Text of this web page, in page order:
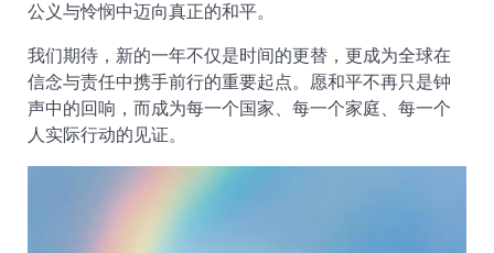
公义与怜悯中迈向真正的和平。
我们期待，新的一年不仅是时间的更替，更成为全球在
信念与责任中携手前行的重要起点。愿和平不再只是钟
声中的回响，而成为每一个国家、每一个家庭、每一个
人实际行动的见证。